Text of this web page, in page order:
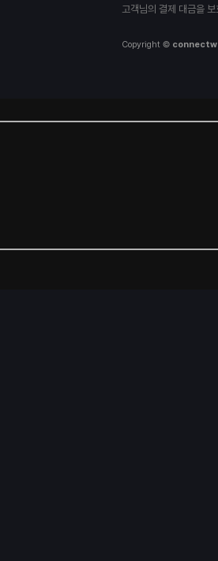
고객님의 결제 대금을
Copyright ©